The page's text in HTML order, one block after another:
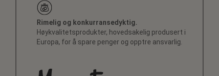
Rimelig og konkurransedyktig.
Høykvalitetsprodukter, hovedsakelig produsert i
Europa, for å spare penger og opptre ansvarlig.